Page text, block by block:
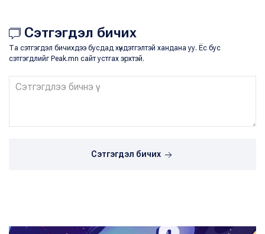
Сэтгэгдэл бичих
Та сэтгэгдэл бичихдээ бусдад хүндэтгэлтэй хандана уу. Ёс бус
сэтгэгдлийг Peak.mn сайт устгах эрхтэй.
Сэтгэгдэл бичих